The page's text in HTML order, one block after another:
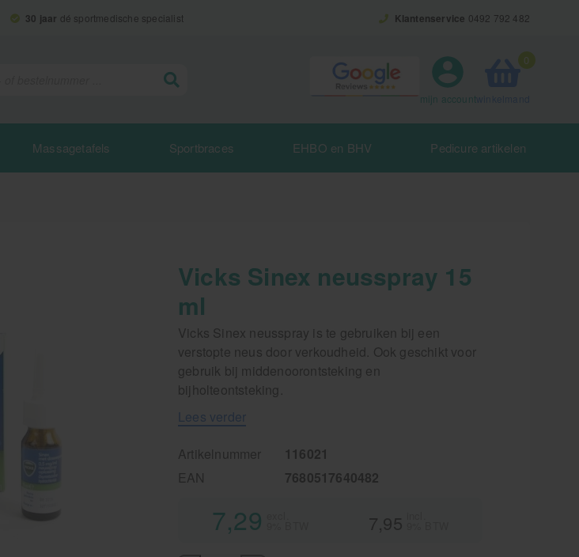
30 jaar dé sportmedische specialist Klantenservice 0492 792 482
0
mijn account
Massagetafels Sportbraces EHBO en BHV Pedicure artikelen
Vicks Sinex neusspray 15
ml
Vicks Sinex neusspray is te gebruiken bij een
verstopte neus door verkoudheid. Ook geschikt voor
gebruik bij middenoorontsteking en
bijholteontsteking.
Lees verder
Artikelnummer
116021
EAN
7680517640482
7,29 7,95